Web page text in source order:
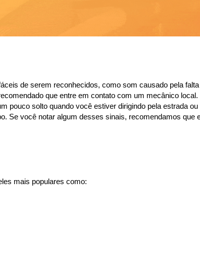
de serem reconhecidos, como som causado pela
que entre em contato com um mecânico
pouco solto quando você estiver dirigindo pela estrada
Se você notar algum desses sinais, recomendamos que
mais populares como: